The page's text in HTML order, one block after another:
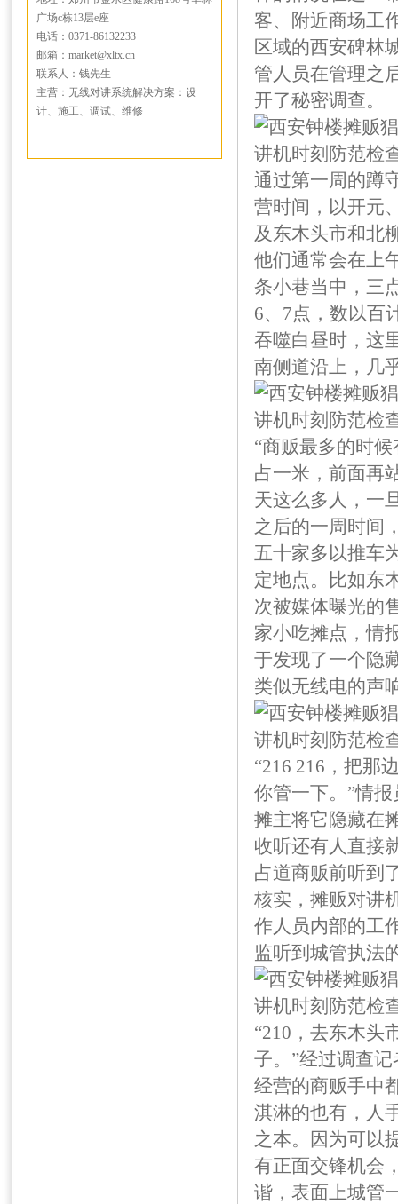
广场c栋13层e座
电话：0371-86132233
邮箱：market@xltx.cn
联系人：钱先生
主营：无线对讲系统解决方案：设
计、施工、调试、维修
客、附近商场工
区域的西安碑林
管人员在管理之
开了秘密调查。
通过第一周的蹲
营时间，以开元
及东木头市和北
他们通常会在上
条小巷当中，三
6、7点，数以百
吞噬白昼时，这
南侧道沿上，几
“商贩最多的时
占一米，前面再
天这么多人，一
之后的一周时间
五十家多以推车
定地点。比如东
次被媒体曝光的
家小吃摊点，情
于发现了一个隐
类似无线电的声
“216 216，把那
你管一下。”情
摊主将它隐藏在
收听还有人直接
占道商贩前听到
核实，摊贩对讲
作人员内部的工
监听到城管执法
“210，去东木头
子。”经过调查
经营的商贩手中
淇淋的也有，人
之本。因为可以
有正面交锋机会
谐，表面上城管